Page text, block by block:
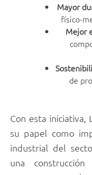
Mayor
físico-
Mejor
de
Con esta iniciativa,
su papel como
industrial del
una